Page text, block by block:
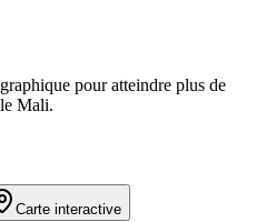
pour atteindre plus de
Mali.
Carte interactive